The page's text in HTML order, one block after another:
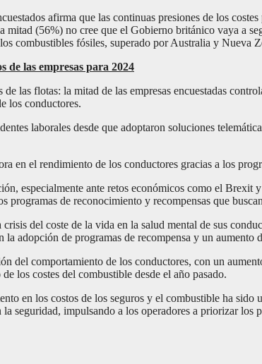
afirma que las continuas presiones de los
mitad (56%) no cree que el Gobierno británico vaya a
combustibles fósiles, superado por Australia y Nueva
las empresas para 2024
las flotas: la mitad de las empresas encuestadas
los conductores.
laborales desde que adoptaron soluciones
en el rendimiento de los conductores gracias a los
especialmente ante retos económicos como el Brexit
de reconocimiento y recompensas que
del coste de la vida en la salud mental de sus
adopción de programas de recompensa y un
del comportamiento de los conductores, con un
los costes del combustible desde el año pasado.
en los costos de los seguros y el combustible ha
seguridad, impulsando a los operadores a priorizar los